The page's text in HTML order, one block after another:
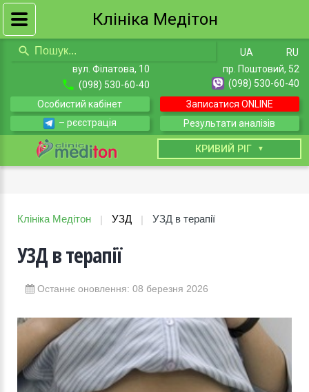
UA
RU
вул. Філатова, 10
(098) 530-60-40
пр. Поштовий, 52
(098) 530-60-40
Особистий кабінет
– рєєстрація
Записатися ONLINE
Результати аналізів
КРИВИЙ РІГ
Клініка Медітон | УЗД | УЗД в терапії
УЗД в терапії
Останнє оновлення: 08 березня 2026
Клініка Медітон